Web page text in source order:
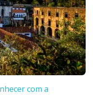
com a